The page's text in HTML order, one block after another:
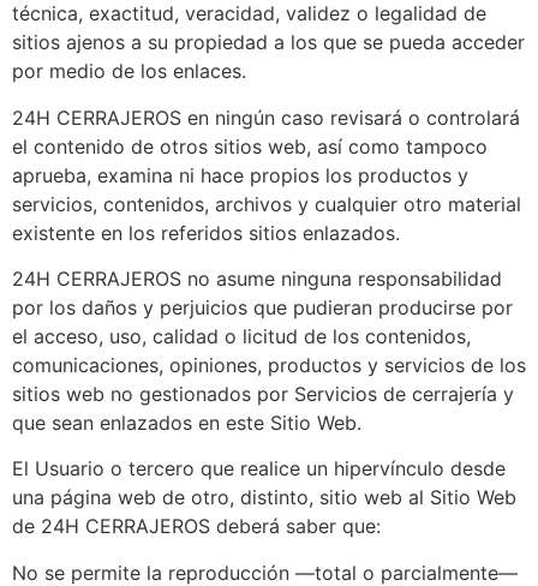
técnica, exactitud, veracidad, validez o legalidad de
sitios ajenos a su propiedad a los que se pueda acceder
por medio de los enlaces.
24H CERRAJEROS en ningún caso revisará o controlará
el contenido de otros sitios web, así como tampoco
aprueba, examina ni hace propios los productos y
servicios, contenidos, archivos y cualquier otro material
existente en los referidos sitios enlazados.
24H CERRAJEROS no asume ninguna responsabilidad
por los daños y perjuicios que pudieran producirse por
el acceso, uso, calidad o licitud de los contenidos,
comunicaciones, opiniones, productos y servicios de los
sitios web no gestionados por Servicios de cerrajería y
que sean enlazados en este Sitio Web.
El Usuario o tercero que realice un hipervínculo desde
una página web de otro, distinto, sitio web al Sitio Web
de 24H CERRAJEROS deberá saber que:
No se permite la reproducción —total o parcialmente—